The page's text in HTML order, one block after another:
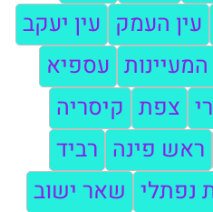
עין העמק עין יעקב
עספיא
צפת קיסריה
ראש פינה רביד
נפתלי שאר ישוב